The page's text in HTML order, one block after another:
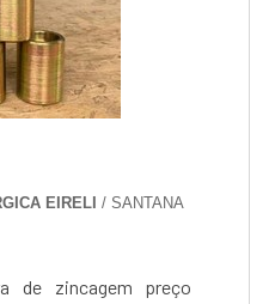
EIRELI/ SANTANA
de zincagem preço